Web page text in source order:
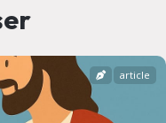
article